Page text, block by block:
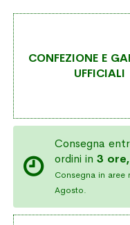
lista
CONFEZIONE E
UFFICIALI
Consegna
ordini in3
Consegna in aree
Agosto.